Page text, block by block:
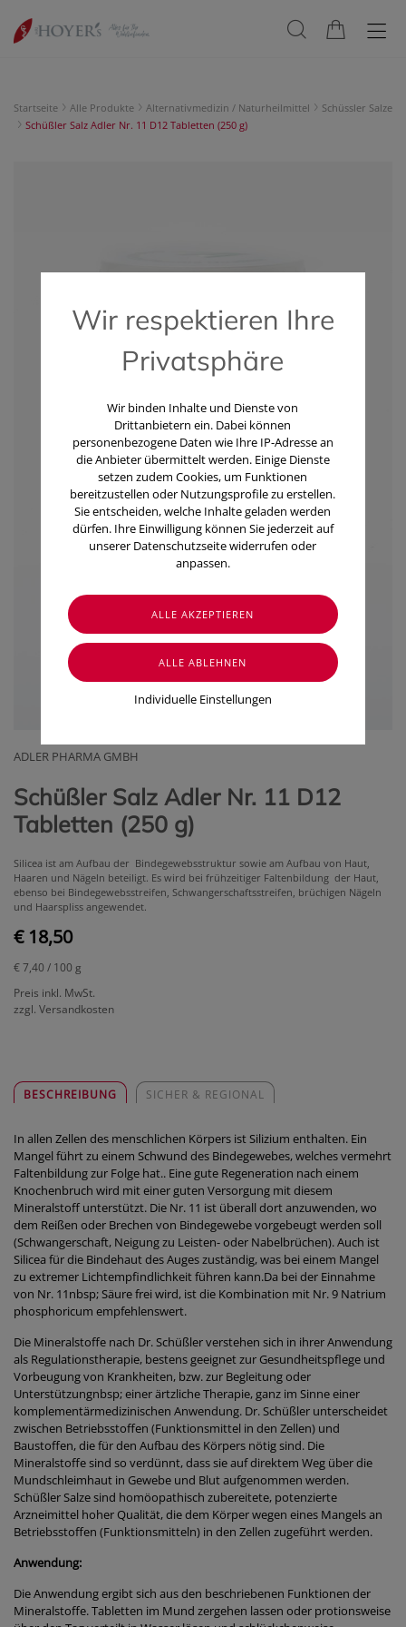
Startseite Alle Produkte Alternativmedizin / Naturheilmittel
Schüssler Salze
Schüßler Salz Adler Nr. 11 D12 Tabletten (250 g)
ADLER PHARMA GMBH
Schüßler Salz Adler Nr. 11 D12
Tabletten (250 g)
Silicea ist am Aufbau der Bindegewebsstruktur sowie am Aufbau von Haut,
Haaren und Nägeln beteiligt. Es wird bei frühzeitiger Faltenbildung der Haut,
ebenso bei Bindegewebsstreifen, Schwangerschaftsstreifen, brüchigen Nägeln
und Haarspliss angewendet.
€ 18,50
€ 7,40 / 100 g
Preis inkl. MwSt.
zzgl. Versandkosten
BESCHREIBUNG SICHER & REGIONAL
In allen Zellen des menschlichen Körpers ist Silizium enthalten. Ein
Mangel führt zu einem Schwund des Bindegewebes, welches vermehrt
Faltenbildung zur Folge hat.. Eine gute Regeneration nach einem
Knochenbruch wird mit einer guten Versorgung mit diesem
Mineralstoff unterstützt. Die Nr. 11 ist überall dort anzuwenden, wo
dem Reißen oder Brechen von Bindegewebe vorgebeugt werden soll
(Schwangerschaft, Neigung zu Leisten- oder Nabelbrüchen). Auch ist
Silicea für die Bindehaut des Auges zuständig, was bei einem Mangel
zu extremer Lichtempfindlichkeit führen kann.Da bei der Einnahme
von Nr. 11nbsp; Säure frei wird, ist die Kombination mit Nr. 9 Natrium
phosphoricum empfehlenswert.
Die Mineralstoffe nach Dr. Schüßler verstehen sich in ihrer Anwendung
als Regulationstherapie, bestens geeignet zur Gesundheitspflege und
Vorbeugung von Krankheiten, bzw. zur Begleitung oder
Unterstützungnbsp; einer ärtzliche Therapie, ganz im Sinne einer
komplementärmedizinischen Anwendung. Dr. Schüßler unterscheidet
zwischen Betriebsstoffen (Funktionsmittel in den Zellen) und
Baustoffen, die für den Aufbau des Körpers nötig sind. Die
Mineralstoffe sind so verdünnt, dass sie auf direktem Weg über die
Mundschleimhaut in Gewebe und Blut aufgenommen werden.
Schüßler Salze sind homöopathisch zubereitete, potenzierte
Arzneimittel hoher Qualität, die dem Körper wegen eines Mangels an
Betriebsstoffen (Funktionsmitteln) in den Zellen zugeführt werden.
Anwendung:
Die Anwendung ergibt sich aus den beschriebenen Funktionen der
Mineralstoffe. Tabletten im Mund zergehen lassen oder protionsweise
Wir respektieren Ihre
Privatsphäre
Wir binden Inhalte und Dienste von
Drittanbietern ein. Dabei können
personenbezogene Daten wie Ihre IP-Adresse an
die Anbieter übermittelt werden. Einige Dienste
setzen zudem Cookies, um Funktionen
bereitzustellen oder Nutzungsprofile zu erstellen.
Sie entscheiden, welche Inhalte geladen werden
dürfen. Ihre Einwilligung können Sie jederzeit auf
unserer Datenschutzseite widerrufen oder
anpassen.
Individuelle Einstellungen